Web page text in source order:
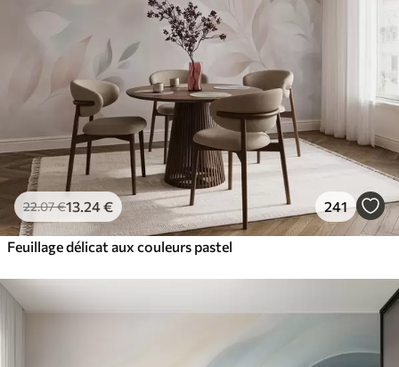
22.07€13 .24€ 241
Feuillage délicat aux couleurs pastel